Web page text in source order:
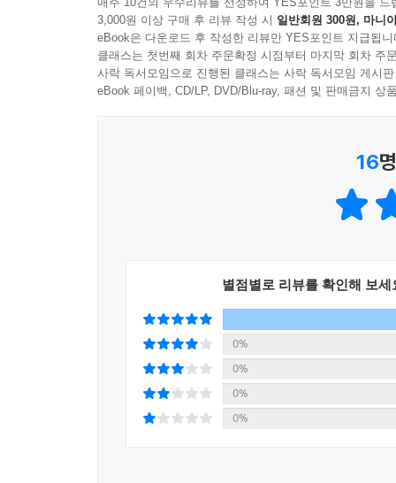
또렷하게 남은 사물들의 이야기
미국의 원주민 나바호족의 직조 기술은 유명한데
깨진 도자기 틈새를 금가루나 은가루로 채워 오히
(わび·さび)’ 철학이 반영되어 있다. 이렇듯 아키
공간과 사물이 시간의 흐름에 따라 낡아지고 부
추운 방에서 ‘그랜드 피아노’를 쳤던 기억을 떠
또한 분명하게 알고 있다. 어쩌면 피아노 연습
나는 안다. 현실 세계의 장소가 기억 속에서 거
움직이는 마룻바닥, 마법처럼 밝기가 바뀌는 조
아무것도 아니라는 점만큼은 확실하다. - 44~45쪽
지인의 집에서의 저녁 식사 풍경을 다룬 또다른
이는 나중에 알고 보니 러시아에서 망명한 혁명
모빌, 백조 모양의 도자기 같은 사물뿐이라며 이
3,000원 이상 구매 후 리뷰 작성 시 일반회원 300원, 마니
eBook은 다운로드 후 작성한 리뷰만 YES포인트 지급됩니
클래스는 첫번째 회차 주문확정 시점부터 마지막 회차 주
사락 독서모임으로 진행된 클래스는 사락 독서모임 게시
eBook 페이백, CD/LP, DVD/Blu-ray, 패션 및 판매금지 상
16
별점별로 리뷰를 확인해 보세
0%
0%
0%
0%